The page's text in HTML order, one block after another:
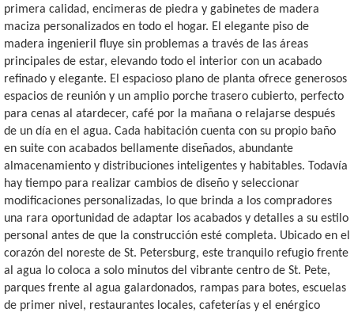
primera calidad, encimeras de piedra y gabinetes de madera
maciza personalizados en todo el hogar. El elegante piso de
madera ingenieril fluye sin problemas a través de las áreas
principales de estar, elevando todo el interior con un acabado
refinado y elegante. El espacioso plano de planta ofrece generosos
espacios de reunión y un amplio porche trasero cubierto, perfecto
para cenas al atardecer, café por la mañana o relajarse después
de un día en el agua. Cada habitación cuenta con su propio baño
en suite con acabados bellamente diseñados, abundante
almacenamiento y distribuciones inteligentes y habitables. Todavía
hay tiempo para realizar cambios de diseño y seleccionar
modificaciones personalizadas, lo que brinda a los compradores
una rara oportunidad de adaptar los acabados y detalles a su estilo
personal antes de que la construcción esté completa. Ubicado en el
corazón del noreste de St. Petersburg, este tranquilo refugio frente
al agua lo coloca a solo minutos del vibrante centro de St. Pete,
parques frente al agua galardonados, rampas para botes, escuelas
de primer nivel, restaurantes locales, cafeterías y el enérgico